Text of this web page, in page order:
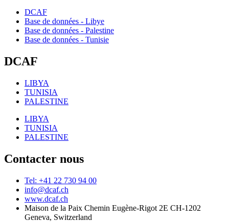
DCAF
Base de données - Libye
Base de données - Palestine
Base de données - Tunisie
DCAF
LIBYA
TUNISIA
PALESTINE
LIBYA
TUNISIA
PALESTINE
Contacter nous
Tel: +41 22 730 94 00
info@dcaf.ch
www.dcaf.ch
Maison de la Paix Chemin Eugène-Rigot 2E CH-1202
Geneva, Switzerland